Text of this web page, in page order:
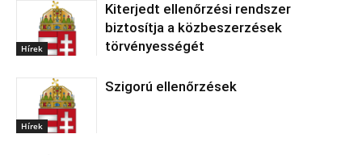
Hírek
Kiterjedt ellenőrzési rendszer
biztosítja a közbeszerzések
törvényességét
Hírek
Szigorú ellenőrzések